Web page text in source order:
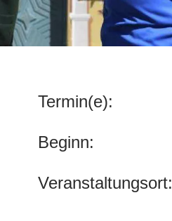
Termin(e):
Beginn:
Veranstaltungsort: